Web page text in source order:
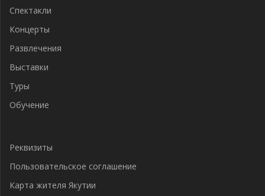
Спектакли
Концерты
Развлечения
Выставки
Туры
Обучение
Реквизиты
Пользовательское соглашение
Карта жителя Якутии